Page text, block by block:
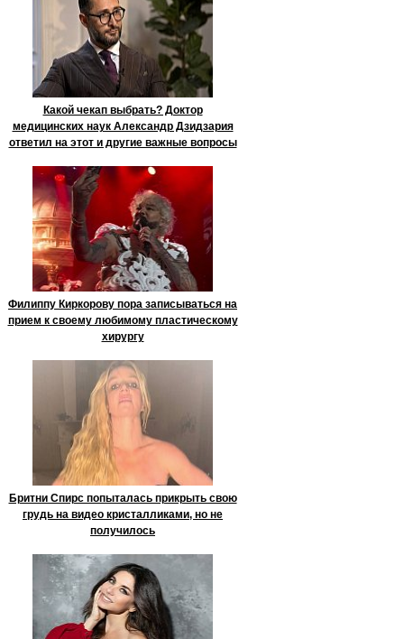
Какой чекап выбрать? Доктор
медицинских наук Александр Дзидзария
ответил на этот и другие важные вопросы
Филиппу Киркорову пора записываться на
прием к своему любимому пластическому
хирургу
Бритни Спирс попыталась прикрыть свою
грудь на видео кристалликами, но не
получилось